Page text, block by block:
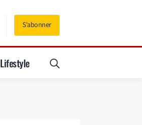
S'abonner
Lifestyle